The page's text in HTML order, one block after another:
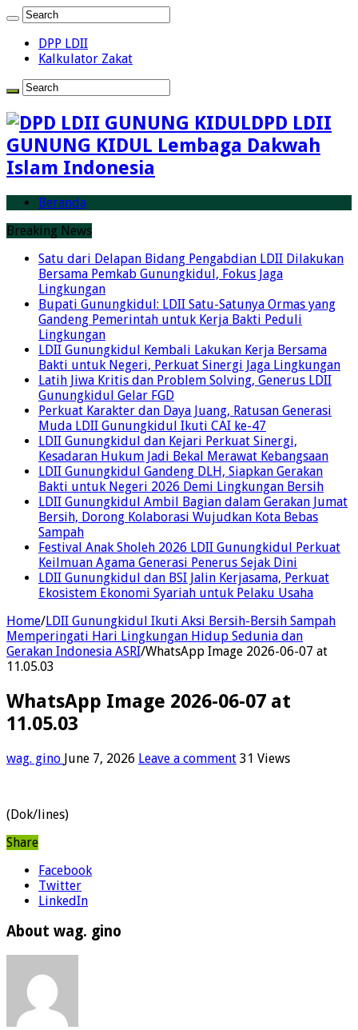
DPP LDII
Kalkulator Zakat
DPD LDII
GUNUNG KIDUL Lembaga Dakwah
Islam Indonesia
Beranda
Breaking News
Satu dari Delapan Bidang Pengabdian LDII Dilakukan
Bersama Pemkab Gunungkidul, Fokus Jaga
Lingkungan
Bupati Gunungkidul: LDII Satu-Satunya Ormas yang
Gandeng Pemerintah untuk Kerja Bakti Peduli
Lingkungan
LDII Gunungkidul Kembali Lakukan Kerja Bersama
Bakti untuk Negeri, Perkuat Sinergi Jaga Lingkungan
Latih Jiwa Kritis dan Problem Solving, Generus LDII
Gunungkidul Gelar FGD
Perkuat Karakter dan Daya Juang, Ratusan Generasi
Muda LDII Gunungkidul Ikuti CAI ke-47
LDII Gunungkidul dan Kejari Perkuat Sinergi,
Kesadaran Hukum Jadi Bekal Merawat Kebangsaan
LDII Gunungkidul Gandeng DLH, Siapkan Gerakan
Bakti untuk Negeri 2026 Demi Lingkungan Bersih
LDII Gunungkidul Ambil Bagian dalam Gerakan Jumat
Bersih, Dorong Kolaborasi Wujudkan Kota Bebas
Sampah
Festival Anak Sholeh 2026 LDII Gunungkidul Perkuat
Keilmuan Agama Generasi Penerus Sejak Dini
LDII Gunungkidul dan BSI Jalin Kerjasama, Perkuat
Ekosistem Ekonomi Syariah untuk Pelaku Usaha
Home/LDII Gunungkidul Ikuti Aksi Bersih-Bersih Sampah
Memperingati Hari Lingkungan Hidup Sedunia dan
Gerakan Indonesia ASRI/WhatsApp Image 2026-06-07 at
11.05.03
WhatsApp Image 2026-06-07 at
11.05.03
wag. gino June 7, 2026 Leave a comment 31 Views
(Dok/lines)
Share
Facebook
Twitter
LinkedIn
About wag. gino